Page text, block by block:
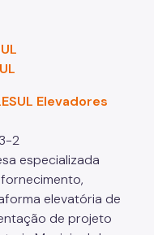
Elevadores
2
especializada
elevatória de
de projeto